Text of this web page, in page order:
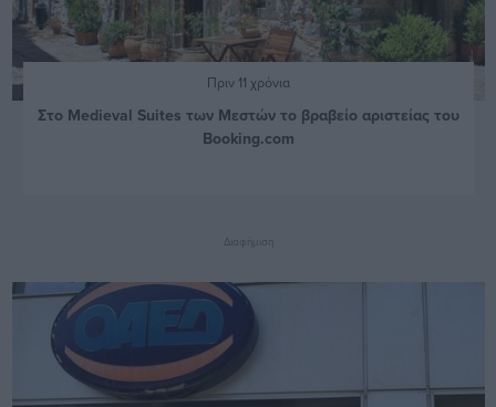
Πριν 11 χρόνια
Στο Medieval Suites των Μεστών το βραβείο αριστείας του
Booking.com
Διαφήμιση